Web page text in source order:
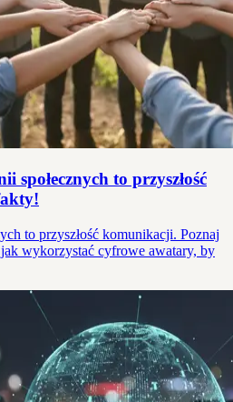
społecznych to przyszłość
to przyszłość komunikacji. Poznaj
wykorzystać cyfrowe awatary, by